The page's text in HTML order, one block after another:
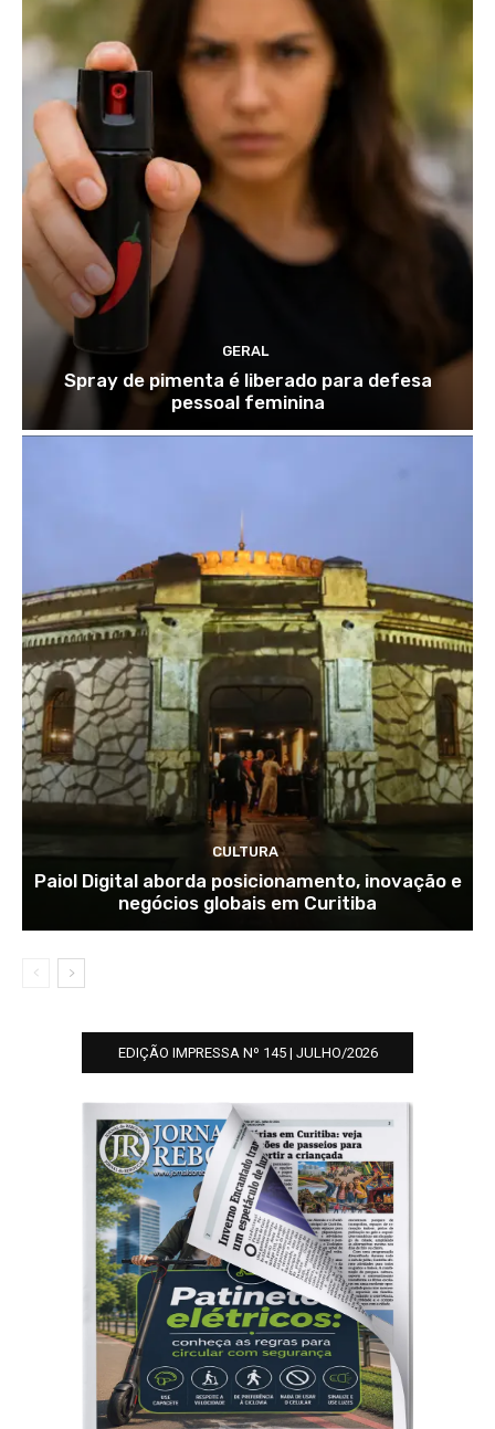
GERAL
Spray de pimenta é liberado para defesa
pessoal feminina
CULTURA
Paiol Digital aborda posicionamento, inovação e
negócios globais em Curitiba
EDIÇÃO IMPRESSA Nº 145 | JULHO/2026